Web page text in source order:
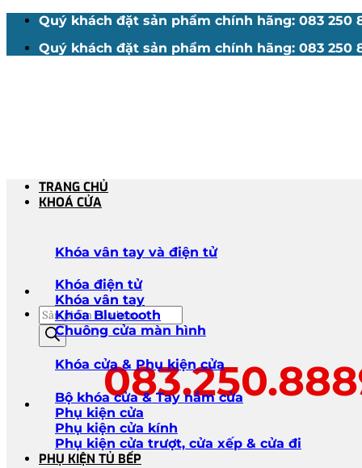
nội
Quý khách đặt sản phẩm chính hãng: 083 250
Quý khách đặt sản phẩm chính hãng: 083 250
Tìm
kiếm
sản
phẩm
TRANG CHỦ
KHOÁ CỬA
Khóa vân tay và điện tử
Khóa điện tử
Khóa vân tay
Khóa Bluetooth
Chuông cửa màn hình
Khóa cửa & Phụ kiện cửa
Bộ khóa cửa & Tay nắm cửa
Phụ kiện cửa
Phụ kiện cửa kính
Phụ kiện cửa trượt, cửa xếp & cửa đi
PHỤ KIỆN TỦ BẾP